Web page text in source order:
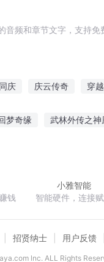
频和章节文字，支持免
庆 庆云传奇 穿
梦奇缘 武林外传之神
钱
小雅智能
智能硬件，连接
招贤纳士 用户反馈
lnc. ALL Rights